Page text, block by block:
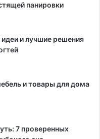
панировки
и лучшие решения
и товары для дома
7 проверенных